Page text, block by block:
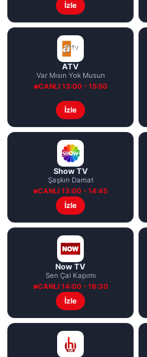
İzle
ATV
Var Mısın Yok Musun
CANLI 13:00 - 15:50
İzle
Show TV
Şaşkın Damat
CANLI 13:00 - 14:45
İzle
Now TV
Sen Çal Kapımı
CANLI 14:00 - 16:30
İzle